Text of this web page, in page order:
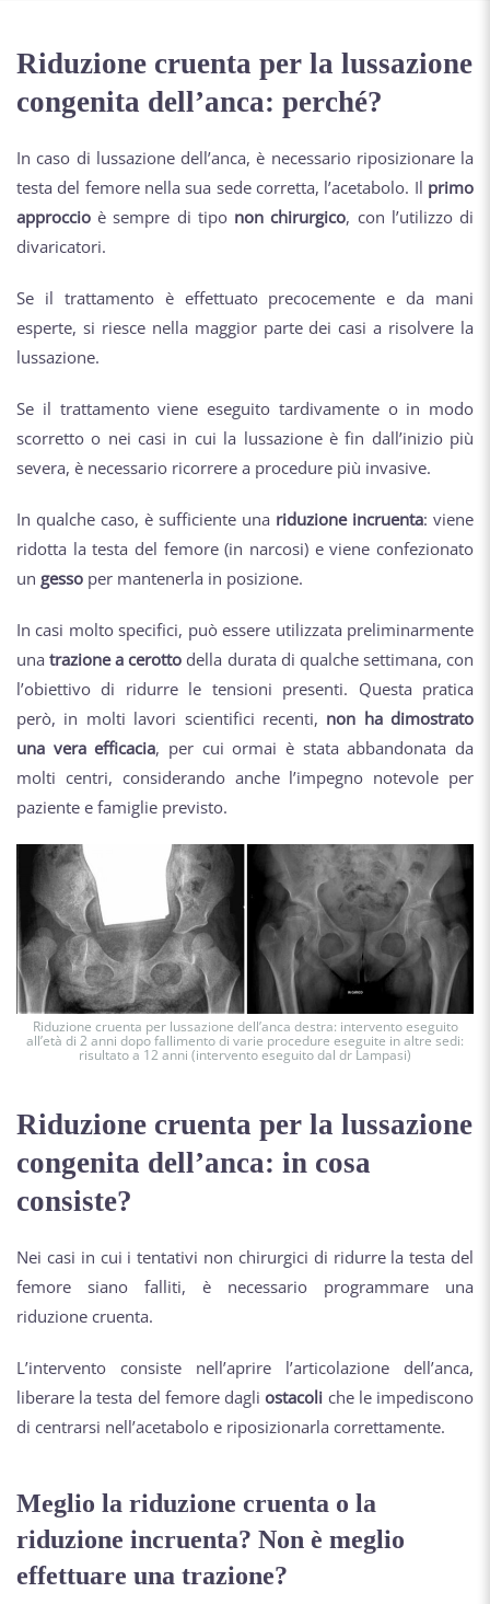
Riduzione cruenta per la lussazione
congenita dell’anca: perché?
In caso di lussazione dell’anca, è necessario riposizionare la
testa del femore nella sua sede corretta, l’acetabolo. Il primo
approccio è sempre di tipo non chirurgico, con l’utilizzo di
divaricatori.
Se il trattamento è effettuato precocemente e da mani
esperte, si riesce nella maggior parte dei casi a risolvere la
lussazione.
Se il trattamento viene eseguito tardivamente o in modo
scorretto o nei casi in cui la lussazione è fin dall’inizio più
severa, è necessario ricorrere a procedure più invasive.
In qualche caso, è sufficiente una riduzione incruenta: viene
ridotta la testa del femore (in narcosi) e viene confezionato
un gesso per mantenerla in posizione.
In casi molto specifici, può essere utilizzata preliminarmente
unatrazione a cerotto della durata di qualche settimana, con
l’obiettivo di ridurre le tensioni presenti. Questa pratica
però, in molti lavori scientifici recenti, non ha dimostrato
una vera efficacia, per cui ormai è stata abbandonata da
molti centri, considerando anche l’impegno notevole per
paziente e famiglie previsto.
Riduzione cruenta per lussazione dell’anca destra: intervento eseguito
all’età di 2 anni dopo fallimento di varie procedure eseguite in altre sedi:
risultato a 12 anni (intervento eseguito dal dr Lampasi)
Riduzione cruenta per la lussazione
congenita dell’anca: in cosa
consiste?
Nei casi in cui i tentativi non chirurgici di ridurre la testa del
femore siano falliti, è necessario programmare una
riduzione cruenta.
L’intervento consiste nell’aprire l’articolazione dell’anca,
liberare la testa del femore dagliostacoli che le impediscono
di centrarsi nell’acetabolo e riposizionarla correttamente.
Meglio la riduzione cruenta o la
riduzione incruenta? Non è meglio
effettuare una trazione?